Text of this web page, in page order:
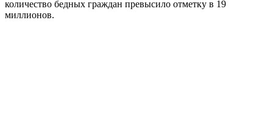
количество бедных граждан превысило отметку в 19
миллионов.